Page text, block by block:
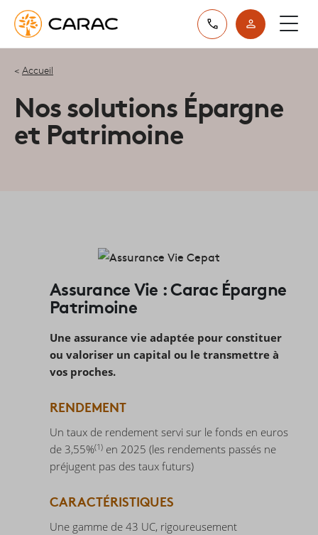
Accueil
Nos solutions Épargne
et Patrimoine
Assurance Vie : Carac Épargne
Patrimoine
Une assurance vie adaptée pour constituer
ou valoriser un capital ou le transmettre à
vos proches.
RENDEMENT
Un taux de rendement servi sur le fonds en euros
de 3,55%(1) en 2025 (les rendements passés ne
préjugent pas des taux futurs)
CARACTÉRISTIQUES
Une gamme de 43 UC, rigoureusement
Paramétrer vos préférences sur les cookies